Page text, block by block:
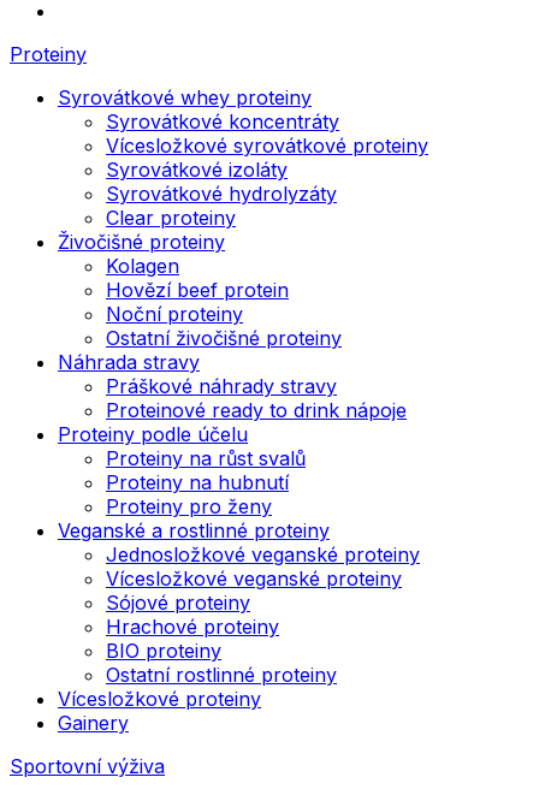
Proteiny
Syrovátkové whey proteiny
Syrovátkové koncentráty
Vícesložkové syrovátkové proteiny
Syrovátkové izoláty
Syrovátkové hydrolyzáty
Clear proteiny
Živočišné proteiny
Kolagen
Hovězí beef protein
Noční proteiny
Ostatní živočišné proteiny
Náhrada stravy
Práškové náhrady stravy
Proteinové ready to drink nápoje
Proteiny podle účelu
Proteiny na růst svalů
Proteiny na hubnutí
Proteiny pro ženy
Veganské a rostlinné proteiny
Jednosložkové veganské proteiny
Vícesložkové veganské proteiny
Sójové proteiny
Hrachové proteiny
BIO proteiny
Ostatní rostlinné proteiny
Vícesložkové proteiny
Gainery
Sportovní výživa